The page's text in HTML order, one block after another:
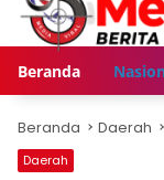
Beranda
Beranda Daerah
Daerah